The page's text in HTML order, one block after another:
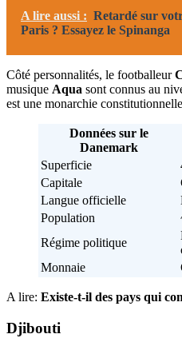
A lire aussi : Retardé sur
Paris ? Essayez le Spinanga
Côté personnalités, le footballeur
musique Aqua sont connus au
est une monarchie
Données sur le
Danemark
Superficie
Capitale
Langue officielle
Population
Régime politique
Monnaie
A lire: Existe-t-il des pays qui
Djibouti